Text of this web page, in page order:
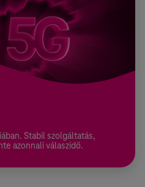
Stabil szolgáltatás,
azonnali válaszidő.